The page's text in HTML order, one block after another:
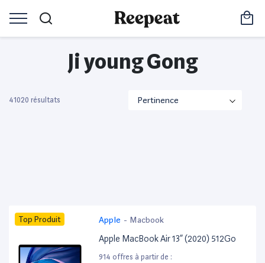
Ji young Gong
41020 résultats
Top Produit Apple - Macbook
Apple MacBook Air 13” (2020) 512Go
914 offres à partir de :